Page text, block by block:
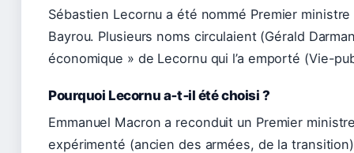
Sébastien Lecornu a été nommé Premier
Bayrou. Plusieurs noms circulaient (Gérald
économique » de Lecornu qui l’a emporté (Vie-
Pourquoi Lecornu a‑t‑il été choisi ?
Emmanuel Macron a reconduit un Premier
expérimenté (ancien des armées, de la